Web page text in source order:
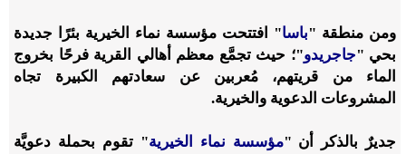
ومن منطقة "باسا" افتتحت مؤسسة نماء الخيرية بئرًا جديدة
بحي "جاجريدو"؛ حيث تجمَّع معظم أهالي القرية فرحًا بخروج
الماء من قريتهم، مُعربين عن سعادتهم الكبيرة تجاه
المشروعات الدعوية والخيرية.
جديرٌ بالذكر أن "مؤسسة نماء الخيرية" تقوم بحملة دعويَّة